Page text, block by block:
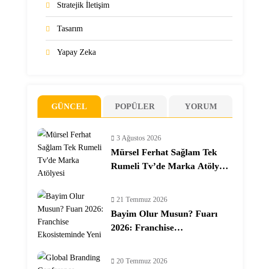
Stratejik İletişim
Tasarım
Yapay Zeka
GÜNCEL POPÜLER YORUM
3 Ağustos 2026
Mürsel Ferhat Sağlam Tek
Rumeli Tv’de Marka Atölyesi
21 Temmuz 2026
Bayim Olur Musun? Fuarı
2026: Franchise
20 Temmuz 2026